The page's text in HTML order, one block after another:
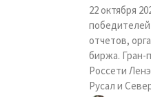
22 октября
победителей
отчетов,
биржа. Гран-
Россети
Русал и